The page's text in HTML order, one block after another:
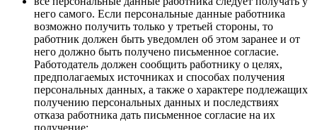
него самого. Если персональные данные работника
возможно получить только у третьей стороны, то
работник должен быть уведомлен об этом заранее и от
него должно быть получено письменное согласие.
Работодатель должен сообщить работнику о целях,
предполагаемых источниках и способах получения
персональных данных, а также о характере подлежащих
получению персональных данных и последствиях
отказа работника дать письменное согласие на их